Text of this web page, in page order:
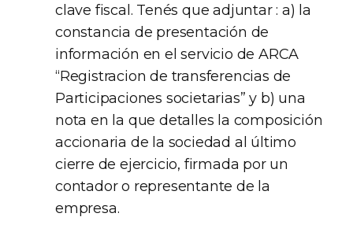
clave fiscal. Tenés que adjuntar : a) la
constancia de presentación de
información en el servicio de ARCA
“Registracion de transferencias de
Participaciones societarias” y b) una
nota en la que detalles la composición
accionaria de la sociedad al último
cierre de ejercicio, firmada por un
contador o representante de la
empresa.